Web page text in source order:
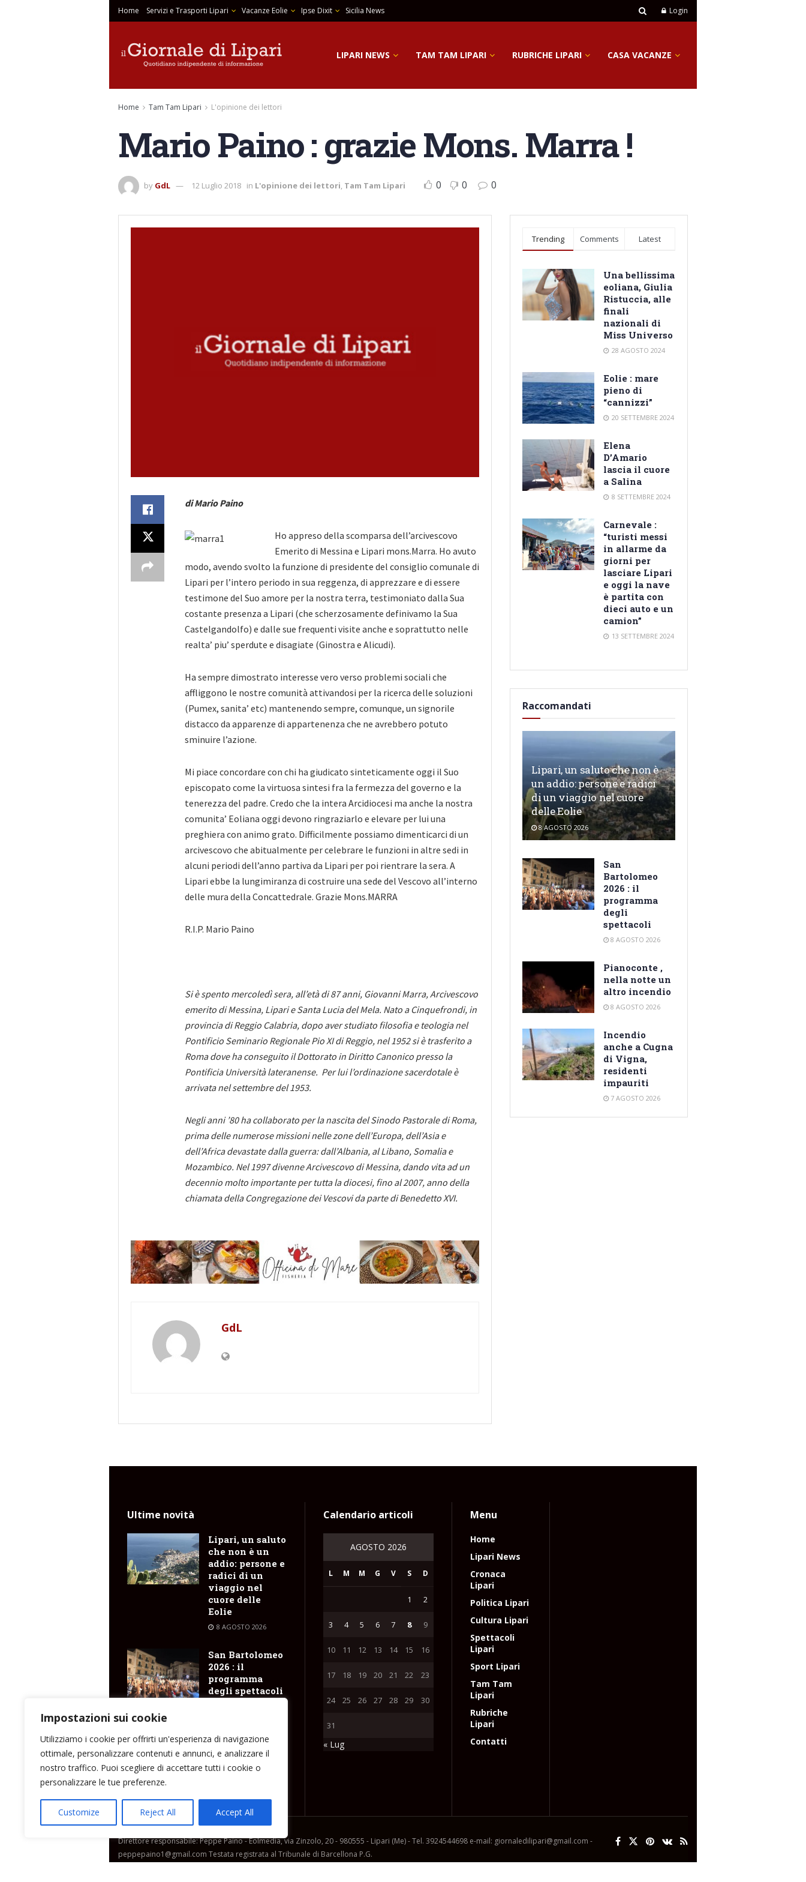
Impostazioni sui cookie
Utilizziamo i cookie per offrirti un'esperienza di navigazione
ottimale, personalizzare contenuti e annunci, e analizzare il
nostro traffico. Puoi scegliere di accettare tutti i cookie o
personalizzare le tue preferenze.
Customize Reject All Accept All
Home Servizi e Trasporti Lipari Vacanze Eolie Ipse Dixit Sicilia News Login
LIPARI NEWS TAM TAM LIPARI RUBRICHE LIPARI CASA VACANZE
Home Tam Tam Lipari L'opinione dei lettori
Mario Paino : grazie Mons. Marra !
by GdL 12 Luglio 2018 in L'opinione dei lettori, Tam Tam Lipari 0 0 0
di Mario Paino
Ho appreso della scomparsa dell’arcivescovo
Emerito di Messina e Lipari mons.Marra. Ho avuto
modo, avendo svolto la funzione di presidente del consiglio comunale di
Lipari per l’intero periodo in sua reggenza, di apprezzare e di essere
testimone del Suo amore per la nostra terra, testimoniato dalla Sua
costante presenza a Lipari (che scherzosamente definivamo la Sua
Castelgandolfo) e dalle sue frequenti visite anche e soprattutto nelle
realta’ piu’ sperdute e disagiate (Ginostra e Alicudi).
Ha sempre dimostrato interesse vero verso problemi sociali che
affliggono le nostre comunità attivandosi per la ricerca delle soluzioni
(Pumex, sanita’ etc) mantenendo sempre, comunque, un signorile
distacco da apparenze di appartenenza che ne avrebbero potuto
sminuire l’azione.
Mi piace concordare con chi ha giudicato sinteticamente oggi il Suo
episcopato come la virtuosa sintesi fra la fermezza del governo e la
tenerezza del padre. Credo che la intera Arcidiocesi ma anche la nostra
comunita’ Eoliana oggi devono ringraziarlo e elevare per lui una
preghiera con animo grato. Difficilmente possiamo dimenticarci di un
arcivescovo che abitualmente per celebrare le funzioni in altre sedi in
alcuni periodi dell’anno partiva da Lipari per poi rientrare la sera. A
Lipari ebbe la lungimiranza di costruire una sede del Vescovo all’interno
delle mura della Concattedrale. Grazie Mons.MARRA
R.I.P. Mario Paino
Si è spento mercoledì sera, all’età di 87 anni, Giovanni Marra, Arcivescovo
emerito di Messina, Lipari e Santa Lucia del Mela. Nato a Cinquefrondi, in
provincia di Reggio Calabria, dopo aver studiato filosofia e teologia nel
Pontificio Seminario Regionale Pio XI di Reggio, nel 1952 si è trasferito a
Roma dove ha conseguito il Dottorato in Diritto Canonico presso la
Pontificia Università lateranense. Per lui l’ordinazione sacerdotale è
arrivata nel settembre del 1953.
Negli anni ’80 ha collaborato per la nascita del Sinodo Pastorale di Roma,
prima delle numerose missioni nelle zone dell’Europa, dell’Asia e
dell’Africa devastate dalla guerra: dall’Albania, al Libano, Somalia e
Mozambico. Nel 1997 divenne Arcivescovo di Messina, dando vita ad un
decennio molto importante per tutta la diocesi, fino al 2007, anno della
chiamata della Congregazione dei Vescovi da parte di Benedetto XVI.
GdL
Trending Comments Latest
Una bellissima
eoliana, Giulia
Ristuccia, alle
finali
nazionali di
Miss Universo
28 AGOSTO 2024
Eolie : mare
pieno di
“cannizzi”
20 SETTEMBRE 2024
Elena
D’Amario
lascia il cuore
a Salina
8 SETTEMBRE 2024
Carnevale :
“turisti messi
in allarme da
giorni per
lasciare Lipari
e oggi la nave
è partita con
dieci auto e un
camion”
13 SETTEMBRE 2024
Raccomandati
Lipari, un saluto che non è
un addio: persone e radici
di un viaggio nel cuore
delle Eolie
8 AGOSTO 2026
San
Bartolomeo
2026 : il
programma
degli
spettacoli
8 AGOSTO 2026
Pianoconte ,
nella notte un
altro incendio
8 AGOSTO 2026
Incendio
anche a Cugna
di Vigna,
residenti
impauriti
7 AGOSTO 2026
Ultime novità
Lipari, un saluto
che non è un
addio: persone e
radici di un
viaggio nel
cuore delle
Eolie
8 AGOSTO 2026
San Bartolomeo
2026 : il
programma
degli spettacoli
Pianoconte ,
nella notte un
altro incendio
8 AGOSTO 2026
Calendario articoli
AGOSTO 2026
L M M G V S D
1 2
3 4 5 6 7 8 9
10 11 12 13 14 15 16
17 18 19 20 21 22 23
24 25 26 27 28 29 30
31
« Lug
Menu
Home
Lipari News
Cronaca
Lipari
Politica Lipari
Cultura Lipari
Spettacoli
Lipari
Sport Lipari
Tam Tam
Lipari
Rubriche
Lipari
Contatti
Direttore responsabile: Peppe Paino - Eolmedia, via Zinzolo, 20 - 980555 - Lipari (Me) - Tel. 3924544698 e-mail: giornaledilipari@gmail.com -
peppepaino1@gmail.com Testata registrata al Tribunale di Barcellona P.G.